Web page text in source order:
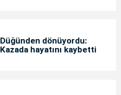
Düğünden dönüyordu:
Kazada hayatını kaybetti